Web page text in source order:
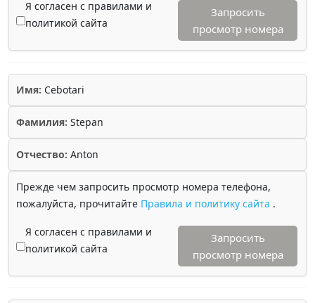
Я согласен с правилами и
политикой сайта
Запросить
просмотр номера
Имя: Cebotari
Фамилия: Stepan
Отчество: Anton
Прежде чем запросить просмотр номера телефона,
пожалуйста, прочитайте Правила и политику сайта .
Я согласен с правилами и
политикой сайта
Запросить
просмотр номера